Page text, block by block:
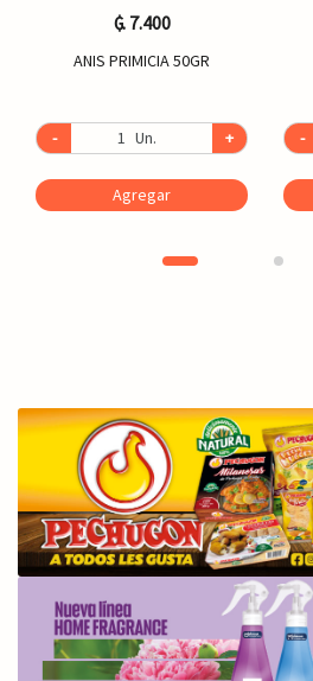
₲. 7.400
ANIS PRIMICIA 50GR
- Un. +
Agregar
-